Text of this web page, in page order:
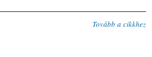
Tovább a cikkhez